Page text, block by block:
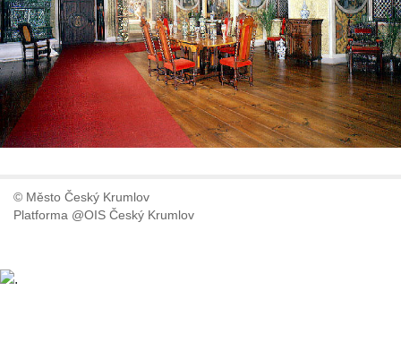
© Město Český Krumlov
Platforma @OIS Český Krumlov